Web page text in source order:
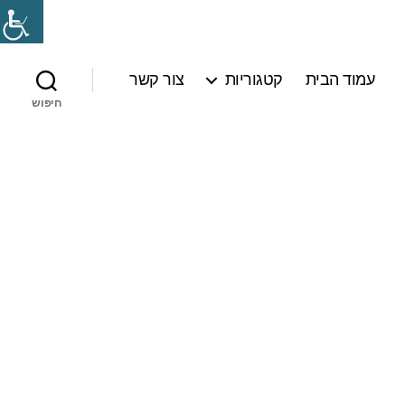
עמוד הבית קטגוריות צור קשר
חיפוש